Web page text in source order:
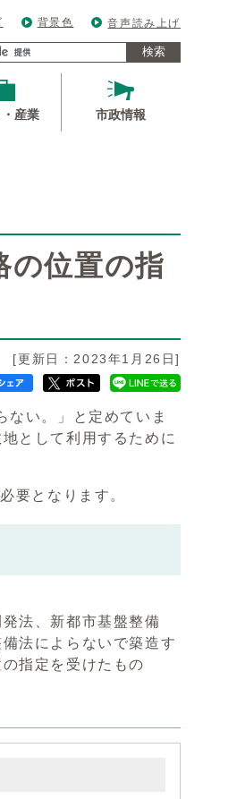
背景色 音声読み上げ
検索
産業 市政情報
の位置の指
[更新日：2023年1月26日]
ない。」と定めていま
として利用するために
要となります。
法、新都市基盤整備
法によらないで築造す
指定を受けたもの